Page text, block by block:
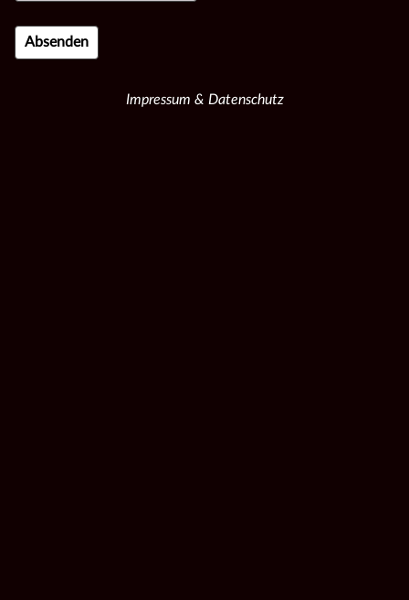
Impressum & Datenschutz